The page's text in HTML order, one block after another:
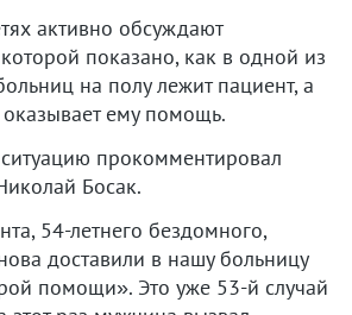
активно обсуждают
показано, как в одной из
на полу лежит пациент, а
ему помощь.
прокомментировал
Босак.
54-летнего бездомного,
доставили в нашу больницу
помощи». Это уже 53-й случай